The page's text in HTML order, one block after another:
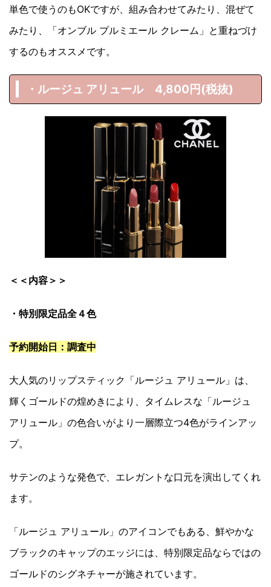
単色で使うのもOKですが、組み合わせてみたり、混ぜて
みたり、「オンブル プルミエール クレーム」と重ねづけ
するのもオススメです。
・ルージュ アリュール 4,800円(税抜)
＜＜内容＞＞
・特別限定品全４色
予約開始日：調査中
大人気のリップスティック「ルージュ アリュール」は、
輝くゴールドの煌めきにより、タイムレスな「ルージュ
アリュール」の色合いがより一層際立つ4色がラインアッ
プ。
サテンのような発色で、エレガントな口元を演出してくれ
ます。
「ルージュ アリュール」のアイコンでもある、鮮やかな
ブラックのキャップのエッジには、特別限定品ならではの
ゴールドのシグネチャーが施されています。